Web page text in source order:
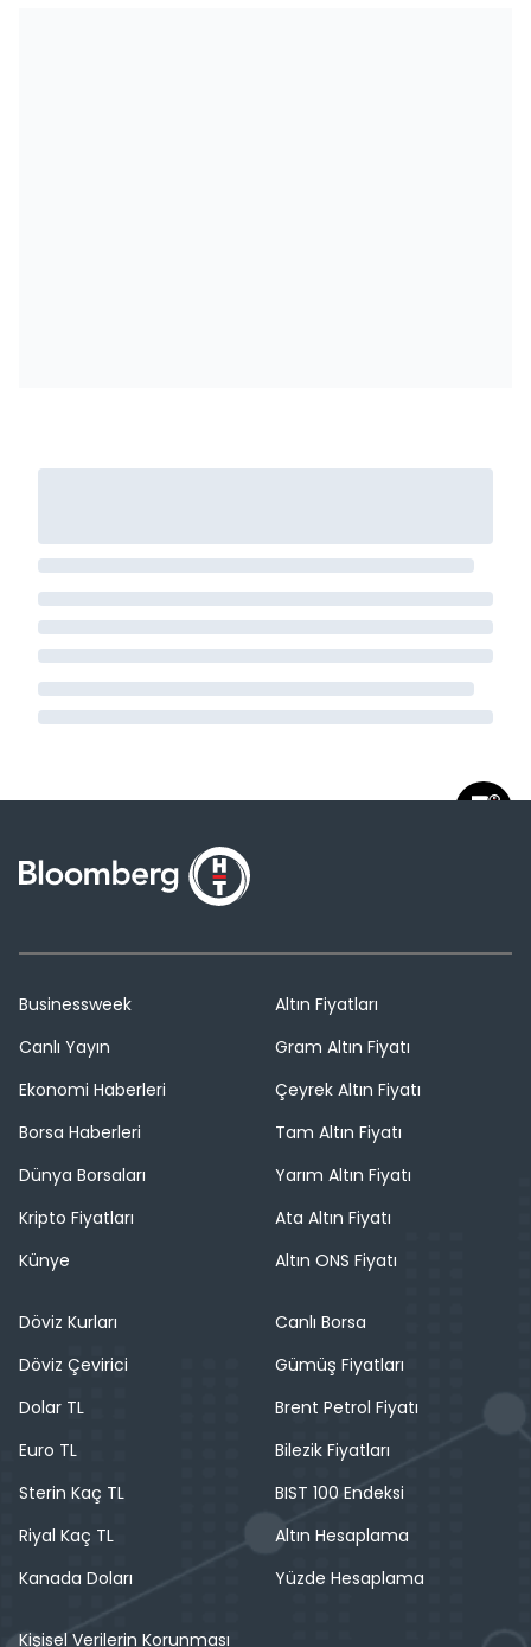
Businessweek
Canlı Yayın
Ekonomi Haberleri
Borsa Haberleri
Dünya Borsaları
Kripto Fiyatları
Künye
Altın Fiyatları
Gram Altın Fiyatı
Çeyrek Altın Fiyatı
Tam Altın Fiyatı
Yarım Altın Fiyatı
Ata Altın Fiyatı
Altın ONS Fiyatı
Döviz Kurları
Döviz Çevirici
Dolar TL
Euro TL
Sterin Kaç TL
Riyal Kaç TL
Kanada Doları
Canlı Borsa
Gümüş Fiyatları
Brent Petrol Fiyatı
Bilezik Fiyatları
BIST 100 Endeksi
Altın Hesaplama
Yüzde Hesaplama
Kişisel Verilerin Korunması